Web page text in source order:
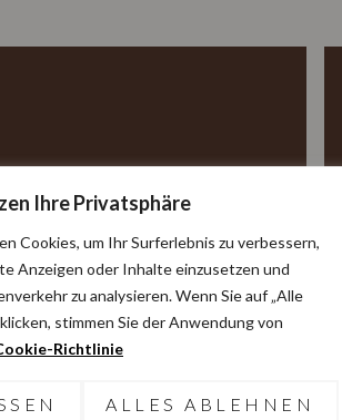
Ihre Privatsphäre
Cookies, um Ihr Surferlebnis zu verbessern,
Anzeigen oder Inhalte einzusetzen und
zu analysieren. Wenn Sie auf „Alle
stimmen Sie der Anwendung von
Richtlinie
ALLES ABLEHNEN
UND GENIESSEN SIE
JAKOB